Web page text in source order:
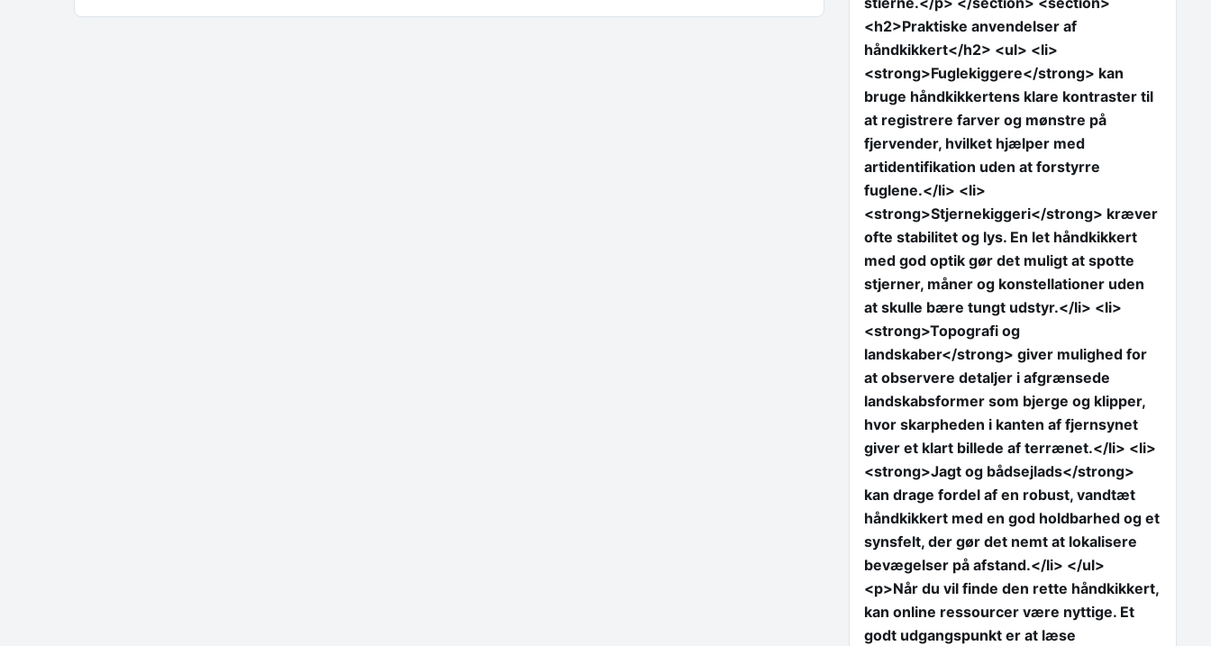
<h2>Praktiske anvendelser af
håndkikkert</h2> <ul> <li>
<strong>Fuglekiggere</strong> kan
bruge håndkikkertens klare kontraster til
at registrere farver og mønstre på
fjervender, hvilket hjælper med
artidentifikation uden at forstyrre
fuglene.</li> <li>
<strong>Stjernekiggeri</strong> kræver
ofte stabilitet og lys. En let håndkikkert
med god optik gør det muligt at spotte
stjerner, måner og konstellationer uden
at skulle bære tungt udstyr.</li> <li>
<strong>Topografi og
landskaber</strong> giver mulighed for
at observere detaljer i afgrænsede
landskabsformer som bjerge og klipper,
hvor skarpheden i kanten af fjernsynet
giver et klart billede af terrænet.</li> <li>
<strong>Jagt og bådsejlads</strong>
kan drage fordel af en robust, vandtæt
håndkikkert med en god holdbarhed og et
synsfelt, der gør det nemt at lokalisere
bevægelser på afstand.</li> </ul>
<p>Når du vil finde den rette håndkikkert,
kan online ressourcer være nyttige. Et
godt udgangspunkt er at læse